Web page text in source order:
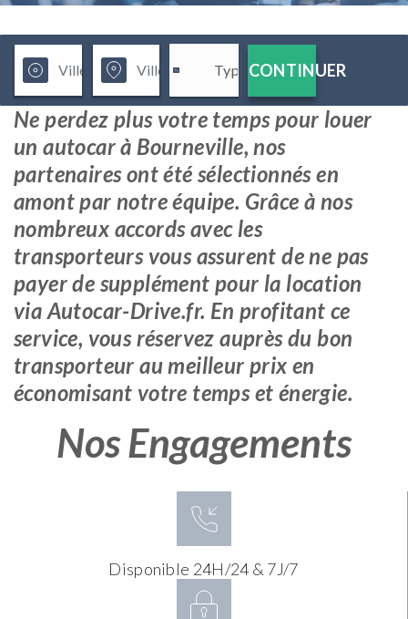
CONTINUER
Ne perdez plus votre temps pour louer
un autocar à Bourneville, nos
partenaires ont été sélectionnés en
amont par notre équipe. Grâce à nos
nombreux accords avec les
transporteurs vous assurent de ne pas
payer de supplément pour la location
via Autocar-Drive.fr. En profitant ce
service, vous réservez auprès du bon
transporteur au meilleur prix en
économisant votre temps et énergie.
Nos Engagements
Disponible 24H/24 & 7J/7